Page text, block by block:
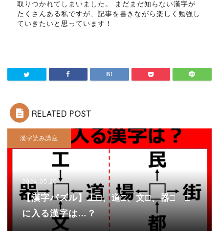
取りつかれてしまいました。 まだまだ知らない漢字が
たくさんある私ですが、記事を書きながら楽しく勉強し
ていきたいと思っています！
RELATED POST
漢字読み講座
2024.05.20
【漢字パズル】工□、道□、文□、器□ □
に入る漢字は…？